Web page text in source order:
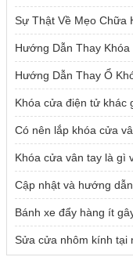
Sự Thật Về Mẹo Chữa
Hướng Dẫn Thay
Hướng Dẫn Thay Ổ
Khóa cửa điện tử khác
Có nên lắp khóa cửa
Khóa cửa vân tay là gì
Cập nhật và hướng
Bánh xe đẩy hàng ít
Sửa cửa nhôm kính tại